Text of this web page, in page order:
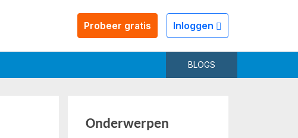
Probeer gratis Inloggen
BLOGS
Onderwerpen